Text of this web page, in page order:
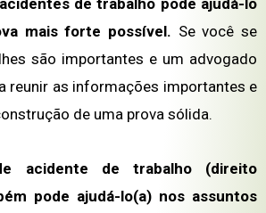
mais forte possível. Se você se
são importantes e um advogado
reunir as informações importantes e
de uma prova sólida.
acidente de trabalho (direito
pode ajudá-lo(a) nos assuntos